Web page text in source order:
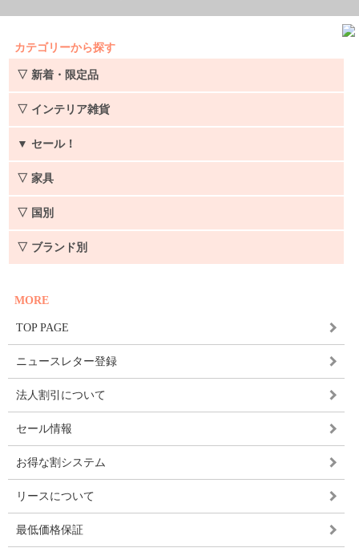
カテゴリーから探す
▽ 新着・限定品
▽ インテリア雑貨
▼ セール！
▽ 家具
▽ 国別
▽ ブランド別
MORE
TOP PAGE
ニュースレター登録
法人割引について
セール情報
お得な割システム
リースについて
最低価格保証